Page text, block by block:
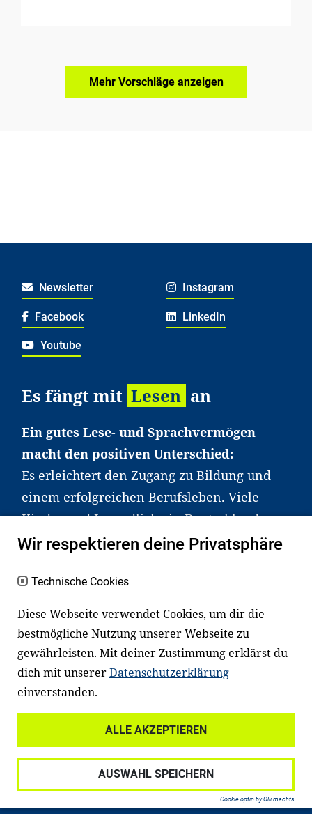
Mehr Vorschläge anzeigen
Newsletter Instagram
Facebook LinkedIn
Youtube
Es fängt mit Lesen an
Ein gutes Lese- und Sprachvermögen
macht den positiven Unterschied:
Es erleichtert den Zugang zu Bildung und
einem erfolgreichen Berufsleben. Viele
Kinder und Jugendliche in Deutschland
haben aber große Schwierigkeiten dabei.
an Familien sowie an Erzieher*innen,
Fachexpert*innen. Dafür arbeiten wir eng
mit Ministerien, wissenschaftlichen
Einrichtungen, Verbänden, Unternehmen
und anderen Stiftungen zusammen.
Datenschutz
Haftungsausschluss
Impressum
Wir respektieren deine Privatsphäre
Technische Cookies
Diese Webseite verwendet Cookies, um dir die
bestmögliche Nutzung unserer Webseite zu
gewährleisten. Mit deiner Zustimmung erklärst du
dich mit unsererDatenschutzerklärung
einverstanden.
ALLE AKZEPTIEREN
AUSWAHL SPEICHERN
Cookie optin by Olli machts